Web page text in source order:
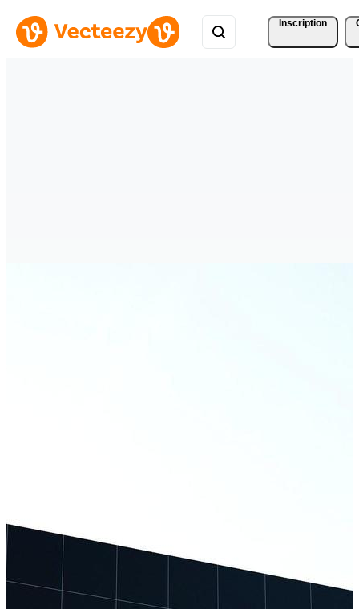
Inscription